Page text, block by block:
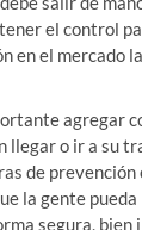
el control
en el mercado
agregar
llegar o ir a su
de prevención
la gente
segura, bien